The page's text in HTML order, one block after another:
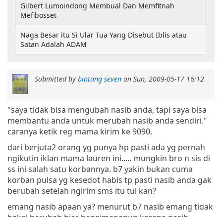
Submitted bybintang seven onSun, 2009-05-17 16:12
"saya tidak bisa mengubah nasib anda, tapi saya bisa
membantu anda untuk merubah nasib anda sendiri."
caranya ketik reg mama kirim ke 9090.
dari berjuta2 orang yg punya hp pasti ada yg pernah
ngikutin iklan mama lauren ini..... mungkin bro n sis di
ss ini salah satu korbannya. b7 yakin bukan cuma
korban pulsa yg kesedot habis tp pasti nasib anda gak
berubah setelah ngirim sms itu tul kan?
emang nasib apaan ya? menurut b7 nasib emang tidak
Gilbert Lumoindong Membual Dan Memfitnah
Mefibosset
Naga Besar itu Si Ular Tua Yang Disebut Iblis atau
Satan Adalah ADAM